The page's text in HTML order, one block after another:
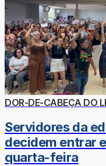
DOR-DE-CABEÇA DO
Servidores da
decidem entrar
quarta-feira